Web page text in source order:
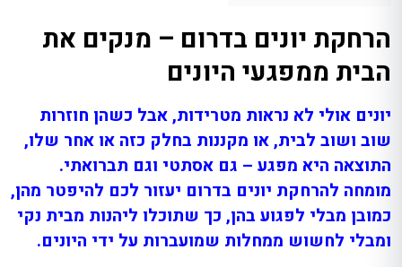
הרחקת יונים בדרום – מנקים את
הבית ממפגעי היונים
יונים אולי לא נראות מטרידות, אבל כשהן חוזרות
שוב ושוב לבית, או מקננות בחלק כזה או אחר שלו,
התוצאה היא מפגע – גם אסתטי וגם תברואתי.
מומחה להרחקת יונים בדרום יעזור לכם להיפטר מהן,
כמובן מבלי לפגוע בהן, כך שתוכלו ליהנות מבית נקי
ומבלי לחשוש ממחלות שמועברות על ידי היונים.